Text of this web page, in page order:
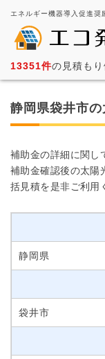
13351件の見積も
静岡県袋井市
補助金の詳細に関し
補助金確認後の太陽
括見積を是非ご利用
静岡県
袋井市